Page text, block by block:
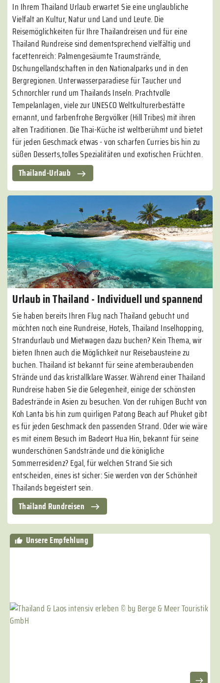
In Ihrem Thailand Urlaub erwartet Sie eine unglaubliche
Vielfalt an Kultur, Natur und Land und Leute. Die
Reisemöglichkeiten für Ihre Thailandreisen und für eine
Thailand Rundreise sind dementsprechend vielfältig und
facettenreich: Palmengesäumte Traumstrände,
Dschungellandschaften in den Nationalparks und in den
Bergregionen. Unterwasserparadiese für Taucher und
Schnorchler rund um Thailands Inseln. Prachtvolle
Tempelanlagen, viele zur UNESCO Weltkulturerbestätte
ernannt, und farbenfrohe Bergvölker (Hill Tribes) mit ihren
alten Traditionen. Die Thai-Küche ist weltberühmt und bietet
für jeden Geschmack etwas - von scharfen Curries bis hin zu
süßen Desserts,tolles Spezialitäten und exotischen Früchten.
Thailand-Urlaub
Urlaub in Thailand - Individuell und spannend
Sie haben bereits Ihren Flug nach Thailand gebucht und
möchten noch eine Rundreise, Hotels, Thailand Inselhopping,
Strandurlaub und Mietwagen dazu buchen? Kein Thema, wir
bieten Ihnen auch die Möglichkeit nur Reisebausteine zu
buchen. Thailand ist bekannt für seine atemberaubenden
Strände und das kristallklare Wasser. Während einer Thailand
Rundreise haben Sie die Gelegenheit, einige der schönsten
Badestrände in Asien zu besuchen. Von der ruhigen Bucht von
Koh Lanta bis hin zum quirligen Patong Beach auf Phuket gibt
es für jeden Geschmack den passenden Strand. Oder wie wäre
es mit einem Besuch im Badeort Hua Hin, bekannt für seine
wunderschönen Sandstrände und die königliche
Sommerresidenz? Egal, für welchen Strand Sie sich
entscheiden, eines ist sicher: Sie werden von der Schönheit
Thailands begeistert sein.
Thailand Rundreisen
Unsere Empfehlung